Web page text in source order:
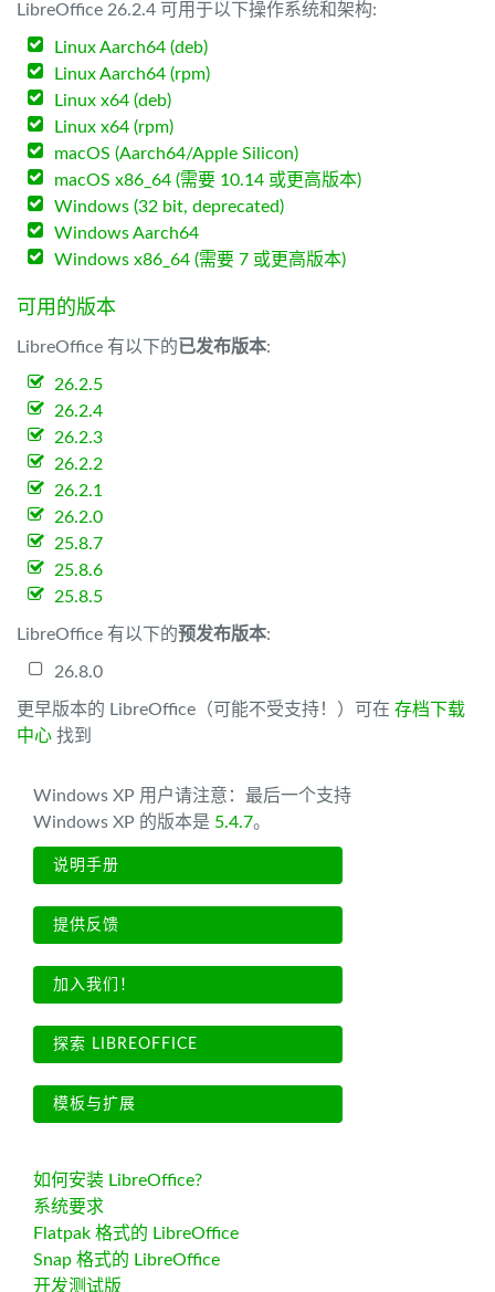
LibreOffice 26.2.4 可用于以下操作系统和架构:
Linux Aarch64 (deb)
Linux Aarch64 (rpm)
Linux x64 (deb)
Linux x64 (rpm)
macOS (Aarch64/Apple Silicon)
macOS x86_64 (需要 10.14 或更高版本)
Windows (32 bit, deprecated)
Windows Aarch64
Windows x86_64 (需要 7 或更高版本)
可用的版本
LibreOffice 有以下的已发布版本:
26.2.5
26.2.4
26.2.3
26.2.2
26.2.1
26.2.0
25.8.7
25.8.6
25.8.5
LibreOffice 有以下的预发布版本:
26.8.0
更早版本的 LibreOffice（可能不受支持！）可在 存档下载
中心 找到
Windows XP 用户请注意：最后一个支持
Windows XP 的版本是 5.4.7。
说明手册
提供反馈
加入我们！
探索 LIBREOFFICE
模板与扩展
如何安装 LibreOffice?
系统要求
Flatpak 格式的 LibreOffice
Snap 格式的 LibreOffice
开发测试版